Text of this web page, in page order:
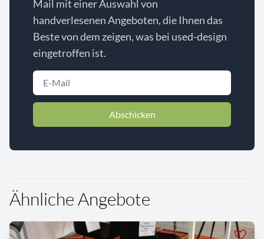
Mail mit einer Auswahl von
handverlesenen Angeboten, die Ihnen das
Beste von dem zeigen, was bei used-design
eingetroffen ist.
Abschicken
Ähnliche Angebote